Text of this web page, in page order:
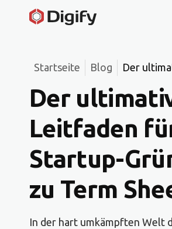
Startseite Blog
Der
Gründer
Sheets
Der
Leitfaden
Startup-
zu Term
In der hart umkämpften Welt